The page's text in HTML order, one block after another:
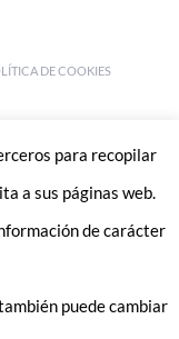
DE COOKIES
Enlaces de interes:
para recopilar
a sus páginas web.
de carácter
puede cambiar